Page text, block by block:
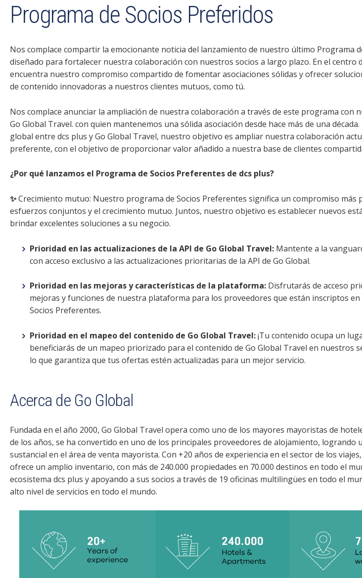
Programa de Socios Preferidos
Nos complace compartir la emocionante noticia del lanzamiento de nuestro último Programa
diseñado para fortalecer nuestra colaboración con nuestros socios a largo plazo. En el centro
encuentra nuestro compromiso compartido de fomentar asociaciones sólidas y ofrecer
de contenido innovadoras a nuestros clientes mutuos, como tú.
Nos complace anunciar la ampliación de nuestra colaboración a través de este programa con
Go Global Travel. con quien mantenemos una sólida asociación desde hace más de una
global entre dcs plus y Go Global Travel, nuestro objetivo es ampliar nuestra colaboración
preferente, con el objetivo de proporcionar valor añadido a nuestra base de clientes
¿Por qué lanzamos el Programa de Socios Preferentes de dcs plus?
✨Crecimiento mutuo: Nuestro programa de Socios Preferentes significa un compromiso más
esfuerzos conjuntos y el crecimiento mutuo. Juntos, nuestro objetivo es establecer nuevos
brindar excelentes soluciones a su negocio.
Prioridad en las actualizaciones de la API de Go Global Travel: Mantente a la
con acceso exclusivo a las actualizaciones prioritarias de la API de Go Global.
Prioridad en las mejoras y características de la plataforma: Disfrutarás de acceso
mejoras y funciones de nuestra plataforma para los proveedores que están inscriptos en
Socios Preferentes.
Prioridad en el mapeo del contenido de Go Global Travel:¡Tu contenido ocupa un
beneficiarás de un mapeo priorizado para el contenido de Go Global Travel en nuestros
lo que garantiza que tus ofertas estén actualizadas para un mejor servicio.
Acerca de Go Global
Fundada en el año 2000, Go Global Travel opera como uno de los mayores mayoristas de
de los años, se ha convertido en uno de los principales proveedores de alojamiento, logrando
sustancial en el área de venta mayorista. Con +20 años de experiencia en el sector de los
ofrece un amplio inventario, con más de 240.000 propiedades en 70.000 destinos en todo el
ecosistema dcs plus y apoyando a sus socios a través de 19 oficinas multilingües en todo el
alto nivel de servicios en todo el mundo.